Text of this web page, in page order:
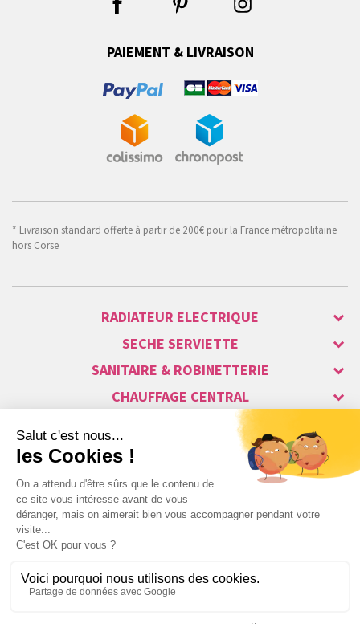
PAIEMENT & LIVRAISON
* Livraison standard offerte à partir de 200€ pour la France métropolitaine
hors Corse
RADIATEUR ELECTRIQUE
SECHE SERVIETTE
SANITAIRE & ROBINETTERIE
CHAUFFAGE CENTRAL
ALARME & SÉCURITÉ
MAISON CONNECTÉE
VISIOPHONE & INTERPHONE
LUMINAIRES & ECLAIRAGE